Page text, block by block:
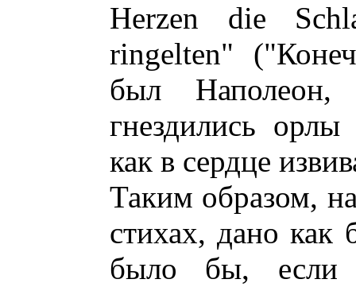
Herzen die
ringelten"
был
гнездились
как в сердце
Таким образом,
стихах, дано
было бы, если